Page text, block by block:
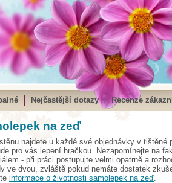
Nejčastější dotazy Recenze
na zeď
najdete u každé své objednávky v tištěné
pro vás lepení hračkou. Nezapomínejte na
- při práci postupujte velmi opatrně a
ve dvou, zvláště pokud nemáte dostatek
informace o životnosti samolepek na zeď.